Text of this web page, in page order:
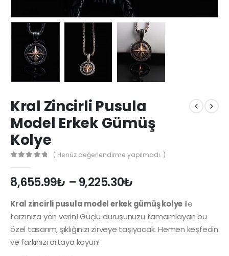
Kral Zincirli Pusula
Model Erkek Gümüş
Kolye
( Henüz değerlendirme yapılmadı. )
8,655.99₺ – 9,225.30₺
Kral zincirli pusula model erkek gümüş kolyeile
tarzınıza yön verin! Güçlü duruşunuzu tamamlayan bu
özel tasarım, şıklığınızı zirveye taşıyacak. Hemen keşfedin
ve farkınızı ortaya koyun!